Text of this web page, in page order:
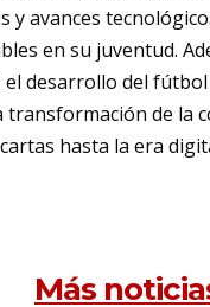
y avances
en su juventud.
el desarrollo del
transformación de la
hasta la era
Más